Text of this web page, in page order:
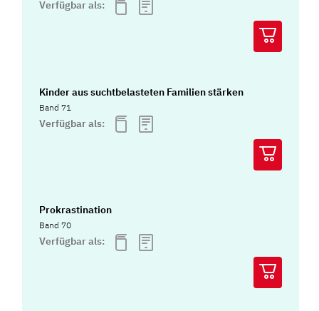
Verfügbar als:
Kinder aus suchtbelasteten Familien stärken
Band 71
Verfügbar als:
Prokrastination
Band 70
Verfügbar als: